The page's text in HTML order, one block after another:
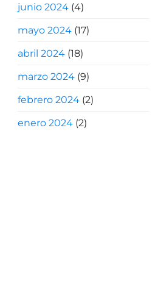
junio 2024(4)
mayo 2024(17)
abril 2024(18)
marzo 2024(9)
febrero 2024(2)
enero 2024(2)